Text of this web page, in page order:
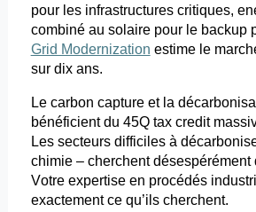
pour les infrastructures critiques,
combiné au solaire pour le backup
Grid Modernization estime le
sur dix ans.
Le carbon capture et la
bénéficient du 45Q tax credit
Les secteurs difficiles à
chimie – cherchent désespérément
Votre expertise en procédés
exactement ce qu’ils cherchent.